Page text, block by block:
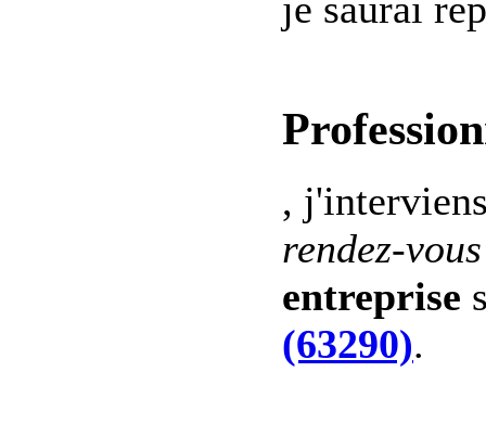
,
rendez-
entreprise
(63290).